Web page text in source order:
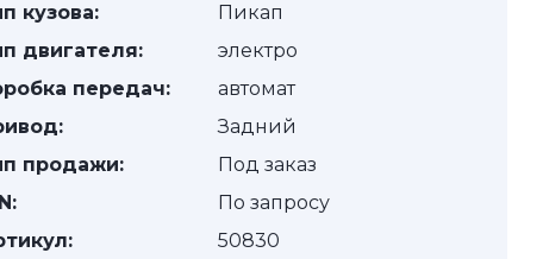
кузова:
Пикап
двигателя:
электро
передач:
автомат
Задний
продажи:
Под заказ
По запросу
50830